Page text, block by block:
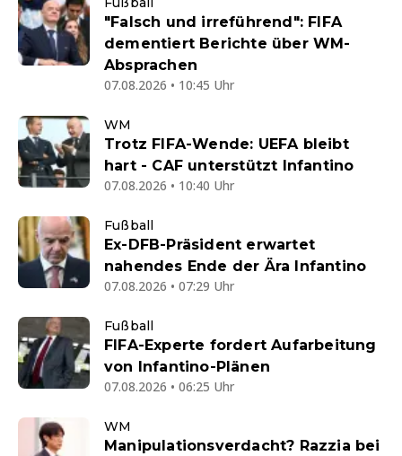
"Falsch und irreführend": FIFA
dementiert Berichte über WM-
Absprachen
07.08.2026 • 10:45 Uhr
WM
Trotz FIFA-Wende: UEFA bleibt
hart - CAF unterstützt Infantino
07.08.2026 • 10:40 Uhr
Fußball
Ex-DFB-Präsident erwartet
nahendes Ende der Ära Infantino
07.08.2026 • 07:29 Uhr
Fußball
FIFA-Experte fordert Aufarbeitung
von Infantino-Plänen
07.08.2026 • 06:25 Uhr
WM
Manipulationsverdacht? Razzia bei